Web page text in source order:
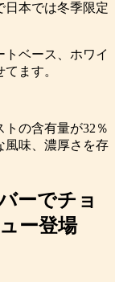
日本では冬季限定
ベース、ホワイ
ます。
の含有量が32％
風味、濃厚さを存
ーでチョ
ー登場